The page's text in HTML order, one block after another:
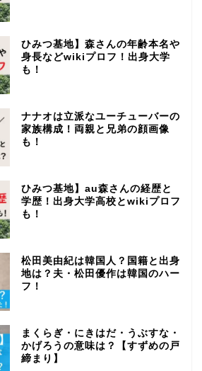
ひみつ基地】森さんの年齢本名や
身長などwikiプロフ！出身大学
も！
ナナオは立派なユーチューバーの
家族構成！両親と兄弟の顔画像
も！
ひみつ基地】au森さんの経歴と
学歴！出身大学高校とwikiプロフ
も！
松田美由紀は韓国人？国籍と出身
地は？夫・松田優作は韓国のハー
フ！
まくらぎ・にきはだ・うぶすな・
かげろうの意味は？【すずめの戸
締まり】